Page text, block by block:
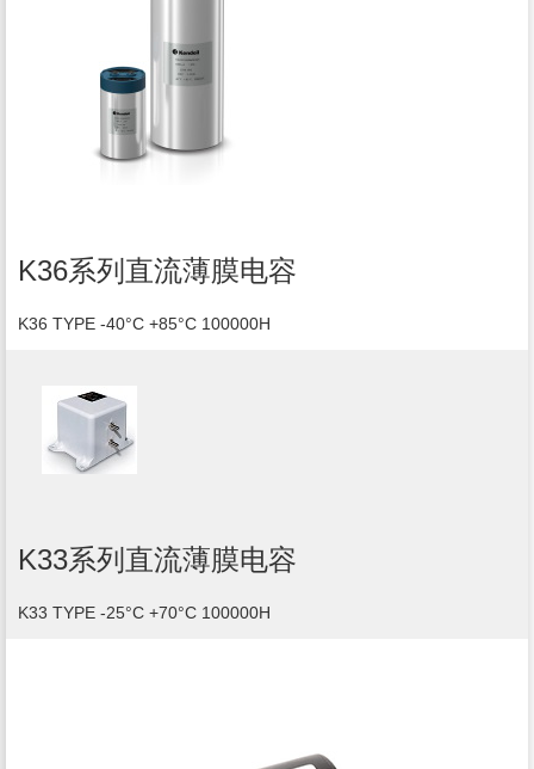
K36系列直流薄膜电容
K36 TYPE -40°C +85°C 100000H
K33系列直流薄膜电容
K33 TYPE ‐25°C +70°C 100000H